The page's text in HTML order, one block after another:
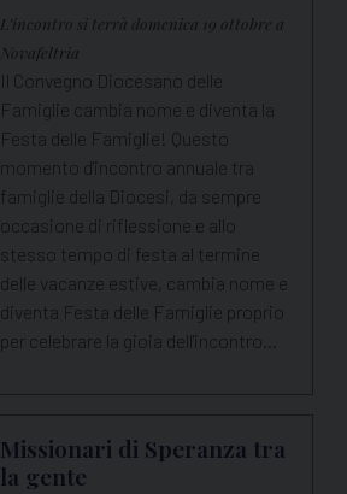
L’incontro si terrà domenica 19 ottobre a
Novafeltria
Il Convegno Diocesano delle
Famiglie cambia nome e diventa la
Festa delle Famiglie! Questo
momento d'incontro annuale tra
famiglie della Diocesi, da sempre
occasione di riflessione e allo
stesso tempo di festa al termine
delle vacanze estive, cambia nome e
diventa Festa delle Famiglie proprio
per celebrare la gioia dell'incontro…
Missionari di Speranza tra
la gente